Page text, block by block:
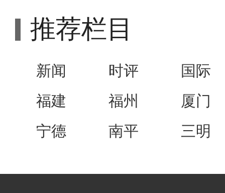
推荐栏目
新闻 时评
国际
福建
福州
厦门
宁德
南平 三明